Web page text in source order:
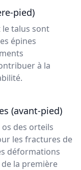
pied)
le talus sont
épines
à la
(avant-pied)
des orteils
les fractures de
déformations
la première